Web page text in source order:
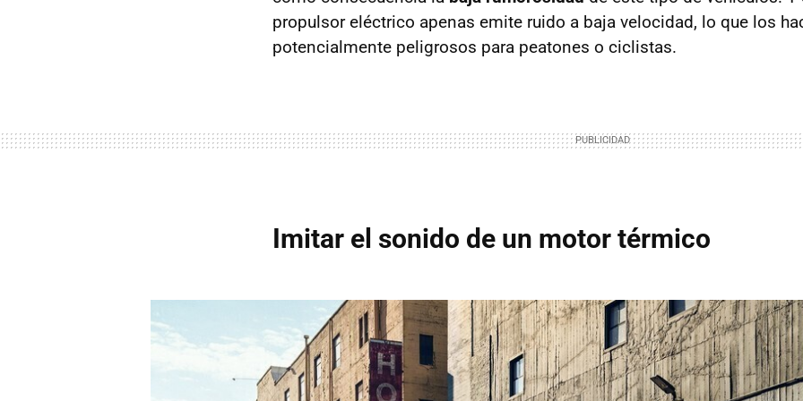
propulsor eléctrico apenas emite ruido a baja velocidad, lo que los
potencialmente peligrosos para peatones o ciclistas.
Imitar el sonido de un motor térmico